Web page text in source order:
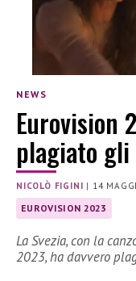
NEWS
Eurovision
plagiato gli
NICOLÒ FIGINI | 14
EUROVISION 2023
La Svezia, con la
2023, ha davvero